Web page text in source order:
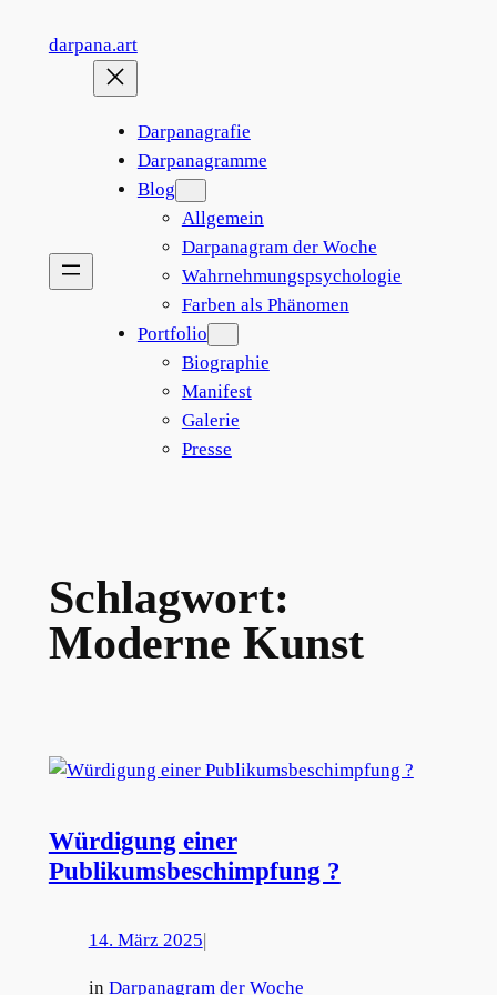
Inhaltdarpana.art
Darpanagrafie
Darpanagramme
Blog
Allgemein
Darpanagram der Woche
Wahrnehmungspsychologie
Farben als Phänomen
Portfolio
Biographie
Manifest
Galerie
Presse
Schlagwort:
Moderne Kunst
Würdigung einer
Publikumsbeschimpfung ?
14. März 2025|
in Darpanagram der Woche